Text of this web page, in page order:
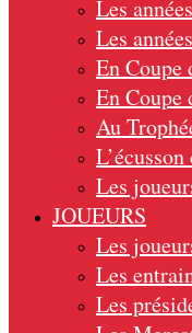
Les
Les
En Coupe
En Coupe
Au
Les
JOUEURS
Les
Les
Les